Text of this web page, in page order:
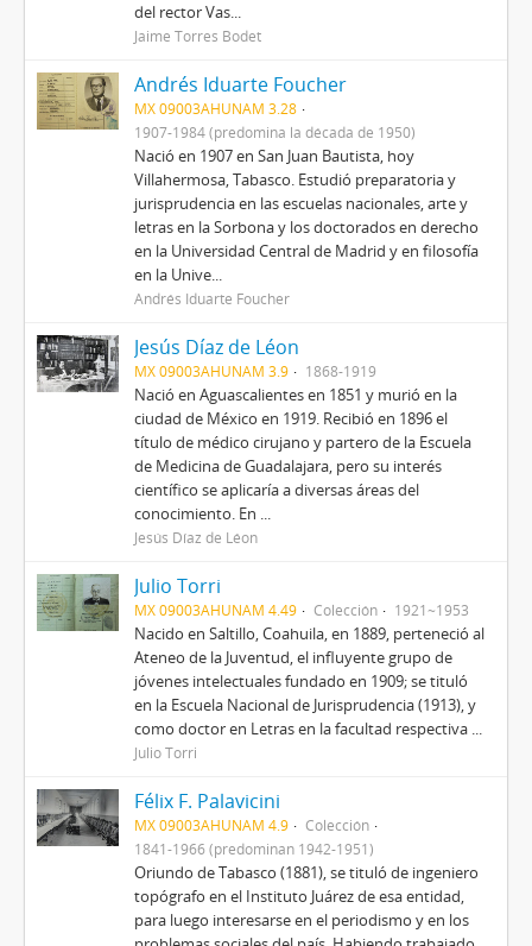
del rector Vas...
Jaime Torres Bodet
Andrés Iduarte Foucher
MX 09003AHUNAM 3.28
1907-1984 (predomina la década de 1950)
Nació en 1907 en San Juan Bautista, hoy
Villahermosa, Tabasco. Estudió preparatoria y
jurisprudencia en las escuelas nacionales, arte y
letras en la Sorbona y los doctorados en derecho
en la Universidad Central de Madrid y en filosofía
en la Unive...
Andrés Iduarte Foucher
Jesús Díaz de Léon
MX 09003AHUNAM 3.9 1868-1919
Nació en Aguascalientes en 1851 y murió en la
ciudad de México en 1919. Recibió en 1896 el
título de médico cirujano y partero de la Escuela
de Medicina de Guadalajara, pero su interés
científico se aplicaría a diversas áreas del
conocimiento. En ...
Jesús Díaz de Léon
Julio Torri
MX 09003AHUNAM 4.49 Colección 1921~1953
Nacido en Saltillo, Coahuila, en 1889, perteneció al
Ateneo de la Juventud, el influyente grupo de
jóvenes intelectuales fundado en 1909; se tituló
en la Escuela Nacional de Jurisprudencia (1913), y
como doctor en Letras en la facultad respectiva ...
Julio Torri
Félix F. Palavicini
MX 09003AHUNAM 4.9
Colección
1841-1966 (predominan 1942-1951)
Oriundo de Tabasco (1881), se tituló de ingeniero
topógrafo en el Instituto Juárez de esa entidad,
para luego interesarse en el periodismo y en los